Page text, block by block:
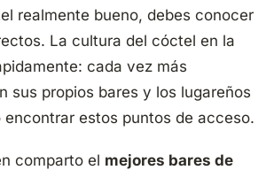
realmente bueno, debes conocer
La cultura del cóctel en la
cada vez más
sus propios bares y los lugareños
estos puntos de acceso.
comparto el mejores bares de